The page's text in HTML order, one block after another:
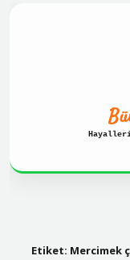
Etiket: Mercimek